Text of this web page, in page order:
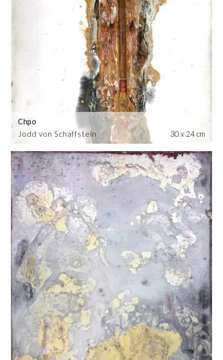
Jodd von Schaffstein
Chpo
30 x 24 cm